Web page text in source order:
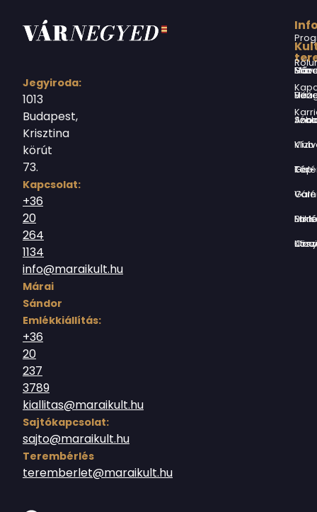
Jegyiroda:
1013
Budapest,
Krisztina
körút
73.
Kapcsolat:
+36
20
264
1134
info@maraikult.hu
Márai
Sándor
Emlékkiállítás:
+36
20
237
3789
kiallitas@maraikult.hu
Sajtókapcsolat:
sajto@maraikult.hu
Terembérlés
teremberlet@maraikult.hu
Márai Sándor Művelődési Ház
Virág Benedek Ház
Jókai Anna
Vízivárosi Klub
Tér-Kép
Várnegyed
Borsos
Országház